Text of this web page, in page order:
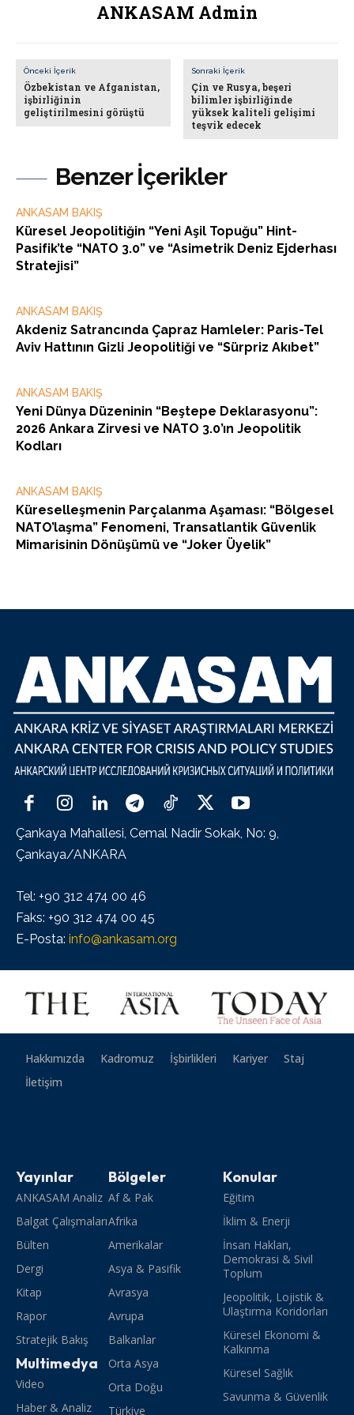
Benzer İçerikler
ANKASAM BAKIŞ
Küresel Jeopolitiğin “Yeni Aşil Topuğu” Hint-
Pasifik’te “NATO 3.0” ve “Asimetrik Deniz Ejderhası
Stratejisi”
ANKASAM BAKIŞ
Akdeniz Satrancında Çapraz Hamleler: Paris-Tel
Aviv Hattının Gizli Jeopolitiği ve “Sürpriz Akıbet”
ANKASAM BAKIŞ
Yeni Dünya Düzeninin “Beştepe Deklarasyonu”:
2026 Ankara Zirvesi ve NATO 3.0’ın Jeopolitik
Kodları
ANKASAM BAKIŞ
Küreselleşmenin Parçalanma Aşaması: “Bölgesel
NATO’laşma” Fenomeni, Transatlantik Güvenlik
Mimarisinin Dönüşümü ve “Joker Üyelik”
ANKASAM Admin
Önceki İçerik
Özbekistan ve Afganistan,
işbirliğinin
geliştirilmesini görüştü
Sonraki İçerik
Çin ve Rusya, beşeri
bilimler işbirliğinde
yüksek kaliteli gelişimi
teşvik edecek
Çankaya Mahallesi, Cemal Nadir Sokak, No: 9,
Çankaya/ANKARA
Tel: +90 312 474 00 46
Faks: +90 312 474 00 45
E-Posta: info@ankasam.org
Hakkımızda Kadromuz İşbirlikleri Kariyer
Staj
İletişim
Yayınlar
ANKASAM Analiz
Balgat Çalışmaları
Bülten
Dergi
Kitap
Rapor
Stratejik Bakış
Multimedya
Video
Haber & Analiz
Bölgeler
Af & Pak
Afrika
Amerikalar
Asya & Pasifik
Avrasya
Avrupa
Balkanlar
Orta Asya
Orta Doğu
Türkiye
Konular
Eğitim
İklim & Enerji
İnsan Hakları,
Demokrasi & Sivil
Toplum
Jeopolitik, Lojistik &
Ulaştırma Koridorları
Küresel Ekonomi &
Kalkınma
Küresel Sağlık
Savunma & Güvenlik